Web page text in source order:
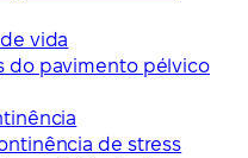
vida
do pavimento pélvico
de stress